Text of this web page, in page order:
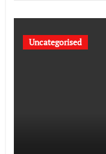
Uncategorised